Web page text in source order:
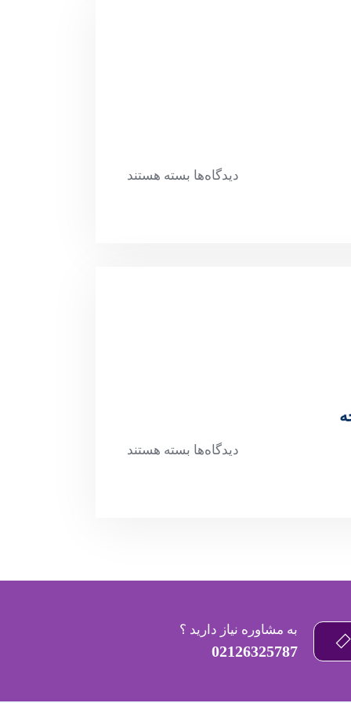
دیدگاه‌ها بسته هستند
دیدگاه‌ها بسته هستند
به مشاوره نیاز دارید ؟
02126325787